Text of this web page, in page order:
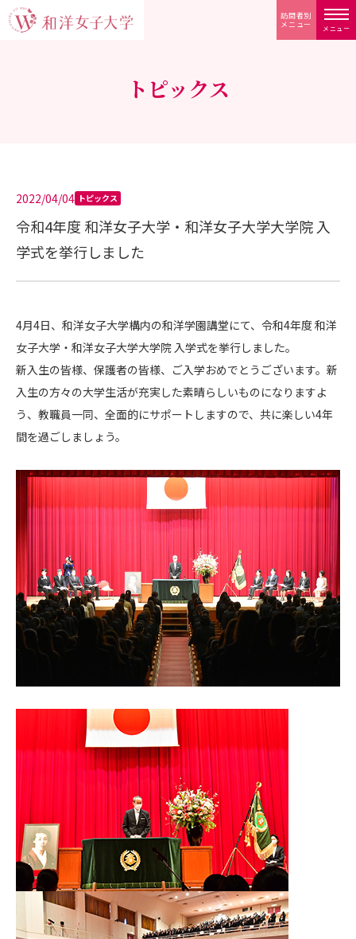
メニュー
訪問者別
メニュー
トピックス
2022/04/04 トピックス
令和4年度 和洋女子大学・和洋女子大学大学院 入
学式を挙行しました
4月4日、和洋女子大学構内の和洋学園講堂にて、令和4年度 和洋
女子大学・和洋女子大学大学院 入学式を挙行しました。
新入生の皆様、保護者の皆様、ご入学おめでとうございます。新
入生の方々の大学生活が充実した素晴らしいものになりますよ
う、教職員一同、全面的にサポートしますので、共に楽しい4年
間を過ごしましょう。